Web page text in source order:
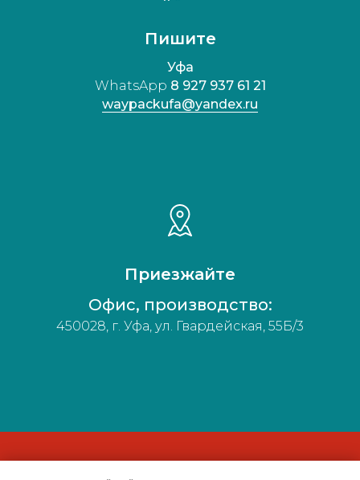
Пишите
Уфа
WhatsApp 8 927 937 61 21
waypackufa@yandex.ru
Приезжайте
Офис, производство:
450028, г. Уфа, ул. Гвардейская, 55Б/3